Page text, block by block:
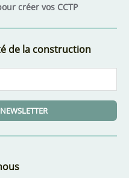
créer vos CCTP
de la construction